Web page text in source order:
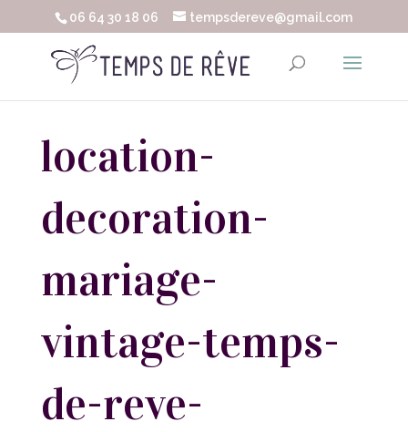
06 64 30 18 06 tempsdereve@gmail.com
location-
decoration-
mariage-
vintage-temps-
de-reve-